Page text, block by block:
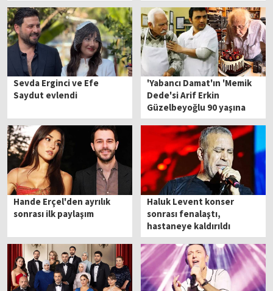
Sevda Erginci ve Efe
Saydut evlendi
'Yabancı Damat'ın 'Memik
Dede'si Arif Erkin
Güzelbeyoğlu 90 yaşına
bastı
Hande Erçel'den ayrılık
sonrası ilk paylaşım
Haluk Levent konser
sonrası fenalaştı,
hastaneye kaldırıldı